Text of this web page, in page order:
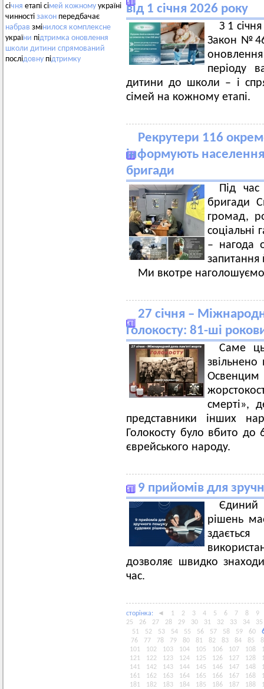
січня етапі сімей кожному україні
чинності закон передбачає
набрав змінилося комплексне
україни підтримка оновлення
школи дитини спрямований
послідовну підтримку
від 1 січня 2026 року
З 1
Закон
періоду
дитини до школи – і
сімей на кожному етапі.
Рекрутери 116
інформують
бригади
Під час
бригади
громад,
соціальні
– нагода
запитання
Ми вкотре
27 січня –
Голокосту: 81-ші
Саме
звільнено
смерті»,
представники інших
Голокосту було вбито до
єврейського народу.
9 прийомів для
Єдиний
рішень
дозволяє швидко
час.
сторiнка: ◄ 1 2 3 4 5 6 7 8
9
25
26 27 28 29 30 31 32 33 34
35
51
52 53 54 55 56 57 58 59 60
76 77 78 79 80 81 82 83 84 85
101
102 103 104 105 106 107 108
121
122 123 124 125 126 127 128
141
142 143 144 145 146 147 148
161
162 163 164 165 166 167 168
181
182 183 184 185 186 187 188